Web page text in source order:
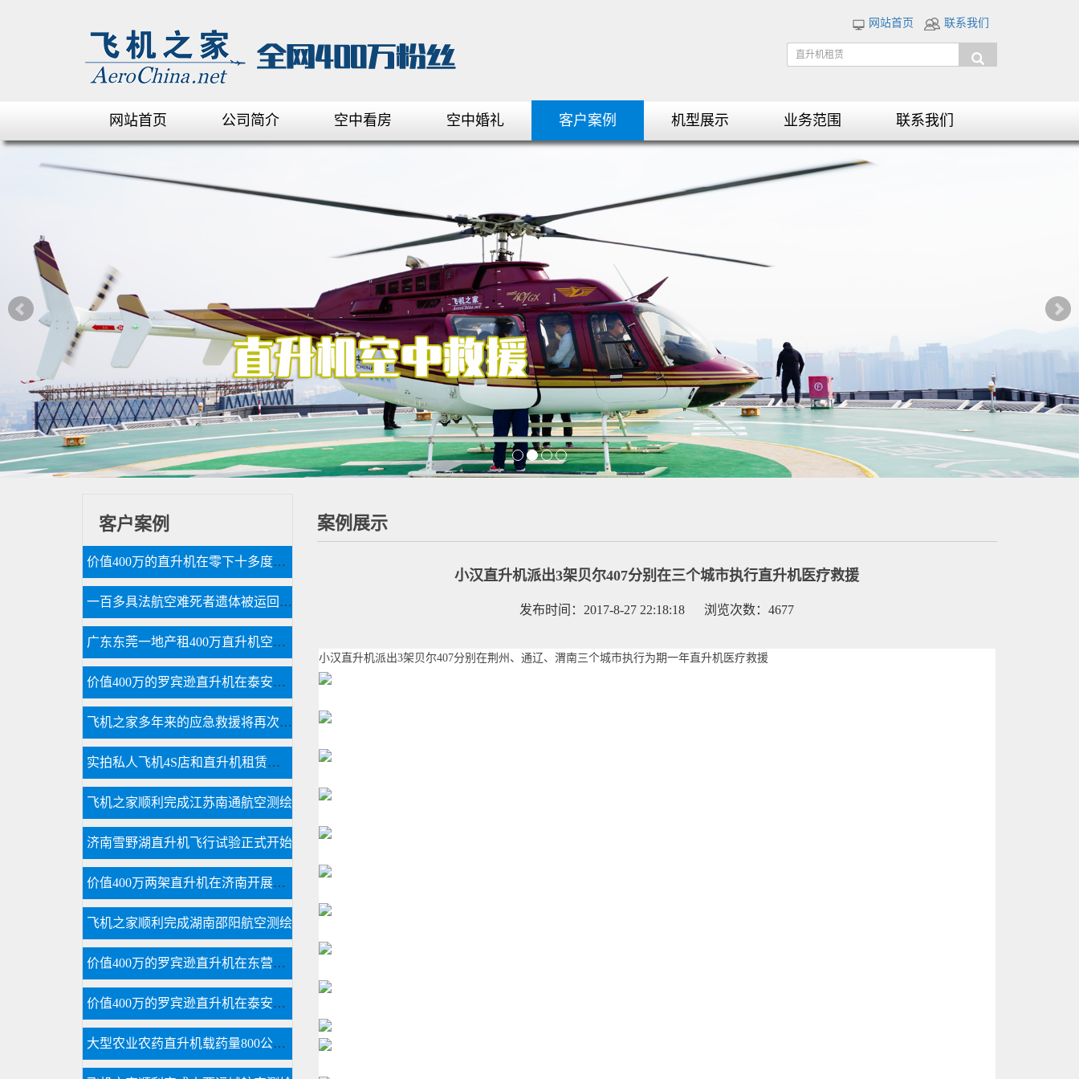
网站首页 联系我们
网站首页 公司简介 空中看房 空中婚礼 客户案例 机型展示 业务范围 联系我们
案例展示
小汉直升机派出3架贝尔407分别在三个城市执行直升机医疗救援
发布时间：2017-8-27 22:18:18 浏览次数：4677
小汉直升机派出3架贝尔407分别在荆州、通辽、渭南三个城市执行为期一年直升机医疗救援
客户案例
价值400万的直升机在零下十多度的北京继续航测
一百多具法航空难死者遗体被运回法国
广东东莞一地产租400万直升机空中看房
价值400万的罗宾逊直升机在泰安参加商业庆典
飞机之家多年来的应急救援将再次大放异彩
实拍私人飞机4S店和直升机租赁展厅
飞机之家顺利完成江苏南通航空测绘
济南雪野湖直升机飞行试验正式开始
价值400万两架直升机在济南开展空中广告飞行
飞机之家顺利完成湖南邵阳航空测绘
价值400万的罗宾逊直升机在东营海上进行飞行体验
价值400万的罗宾逊直升机在泰安开展静态展示
大型农业农药直升机载药量800公斤每天农林喷洒达18万亩